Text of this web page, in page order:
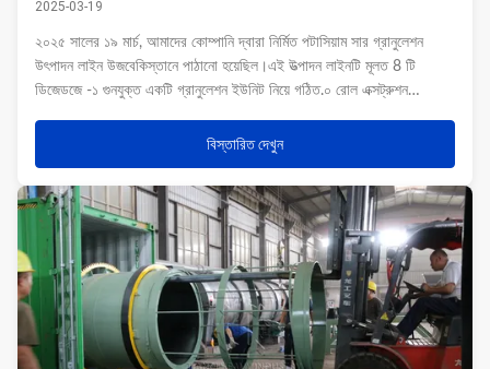
2025-03-19
২০২৫ সালের ১৯ মার্চ, আমাদের কোম্পানি দ্বারা নির্মিত পটাসিয়াম সার গ্রানুলেশন
উৎপাদন লাইন উজবেকিস্তানে পাঠানো হয়েছিল।এই উত্পাদন লাইনটি মূলত 8 টি
ডিজেডজে -১ গুনযুক্ত একটি গ্রানুলেশন ইউনিট নিয়ে গঠিত.০ রোল এক্সট্রুশন
বিস্তারিত দেখুন